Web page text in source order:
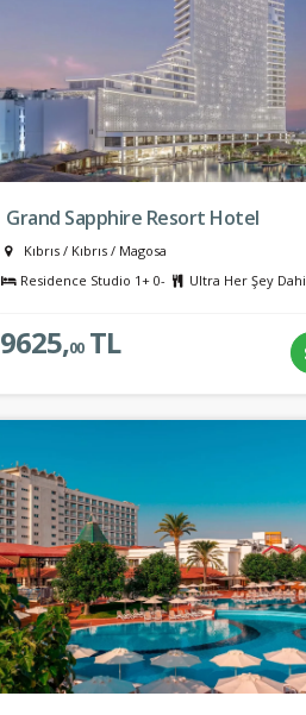
Grand Sapphire Resort Hotel
Kıbrıs / Kıbrıs / Magosa
Residence Studio 1+ 0-
Ultra Her Şey
9625,00TL